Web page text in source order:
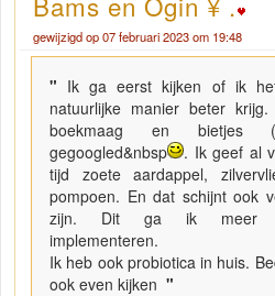
gewijzigd op 07 februari 2023 om 19:48
" Ik ga eerst kijken of ik
natuurlijke manier beter
boekmaag en bietjes
gegoogled&nbsp
. Ik geef al
tijd zoete aardappel,
pompoen. En dat schijnt ook
zijn. Dit ga ik meer
implementeren.
Ik heb ook probiotica in huis.
ook even kijken "